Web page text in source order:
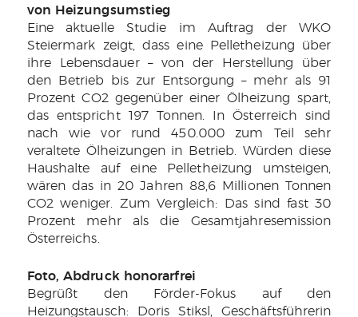
von Heizungsumstieg
Eine aktuelle Studie im Auftrag der WKO
Steiermark zeigt, dass eine Pelletheizung über
ihre Lebensdauer – von der Herstellung über
den Betrieb bis zur Entsorgung – mehr als 91
Prozent CO2 gegenüber einer Ölheizung spart,
das entspricht 197 Tonnen. In Österreich sind
nach wie vor rund 450.000 zum Teil sehr
veraltete Ölheizungen in Betrieb. Würden diese
Haushalte auf eine Pelletheizung umsteigen,
wären das in 20 Jahren 88,6 Millionen Tonnen
CO2 weniger. Zum Vergleich: Das sind fast 30
Prozent mehr als die Gesamtjahresemission
Österreichs.
Foto, Abdruck honorarfrei
Begrüßt den Förder-Fokus auf den
Heizungstausch: Doris Stiksl, Geschäftsführerin